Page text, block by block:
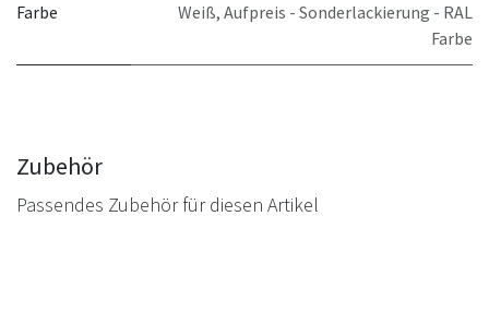
Farbe Weiß, Aufpreis - Sonderlackierung - RAL
Farbe
Zubehör
Passendes Zubehör für diesen Artikel